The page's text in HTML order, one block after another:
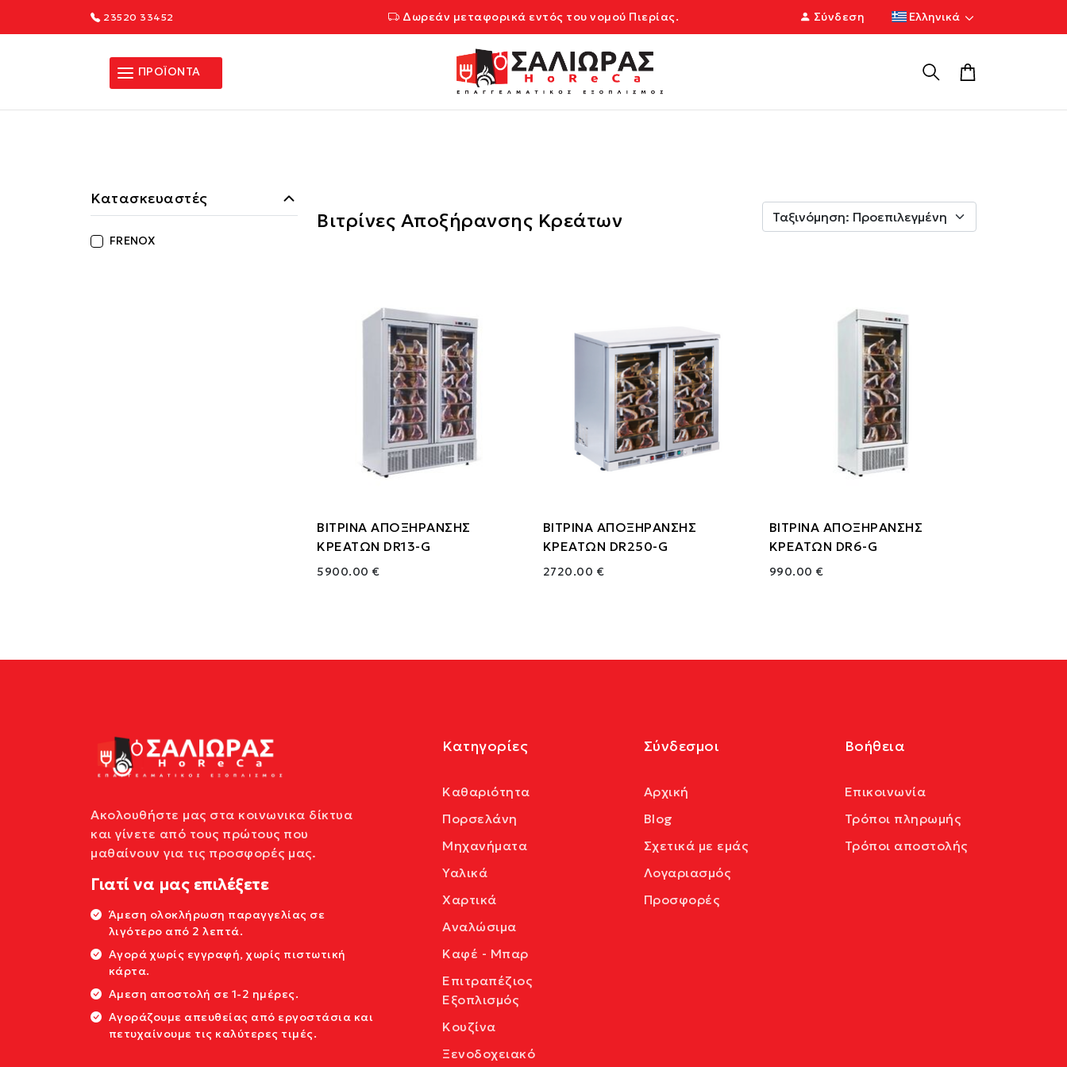
23520 33452 Δωρεάν μεταφορικά εντός του νομού Πιερίας. Σύνδεση Ελληνικά
ΠΡΟΪΟΝΤΑ
Βιτρίνες Αποξήρανσης Κρεάτων
ΒΙΤΡΙΝΑ ΑΠΟΞΗΡΑΝΣΗΣ
ΚΡΕΑΤΩΝ DR13-G
5900.00 €
ΒΙΤΡΙΝΑ ΑΠΟΞΗΡΑΝΣΗΣ
ΚΡΕΑΤΩΝ DR250-G
2720.00 €
ΒΙΤΡΙΝΑ ΑΠΟΞΗΡΑΝΣΗΣ
ΚΡΕΑΤΩΝ DR6-G
990.00 €
Κατασκευαστές
FRENOX
Ακολουθήστε μας στα κοινωνικα δίκτυα
και γίνετε από τους πρώτους που
μαθαίνουν για τις προσφορές μας.
Γιατί να μας επιλέξετε
Άμεση ολοκλήρωση παραγγελίας σε
λιγότερο από 2 λεπτά.
Αγορά χωρίς εγγραφή, χωρίς πιστωτική
κάρτα.
Αμεση αποστολή σε 1-2 ημέρες.
Αγοράζουμε απευθείας από εργοστάσια και
πετυχαίνουμε τις καλύτερες τιμές.
Κατηγορίες
Καθαριότητα
Πορσελάνη
Μηχανήματα
Υαλικά
Χαρτικά
Αναλώσιμα
Καφέ - Μπαρ
Επιτραπέζιος
Εξοπλισμός
Κουζίνα
Ξενοδοχειακό
Σύνδεσμοι
Αρχική
Blog
Σχετικά με εμάς
Λογαριασμός
Προσφορές
Βοήθεια
Επικοινωνία
Τρόποι πληρωμής
Τρόποι αποστολής